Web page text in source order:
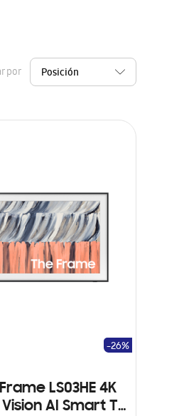
por
LS03HE 4K
AI Smart TV
-26%